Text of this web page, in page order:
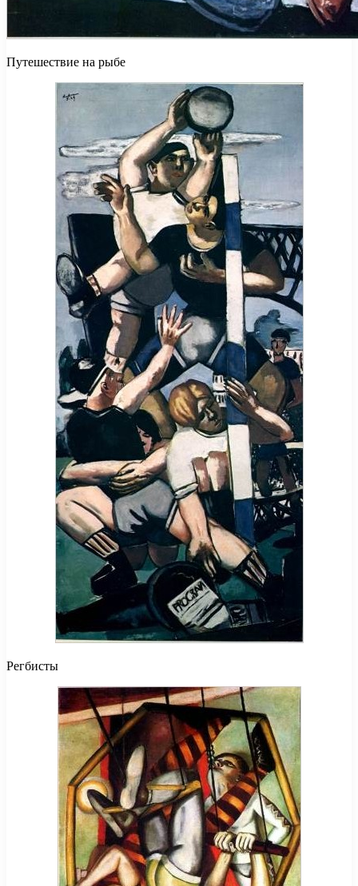
Путешествие на рыбе
Регбисты